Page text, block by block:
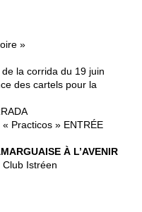
»
la corrida du 19 juin
des cartels pour la
Practicos » ENTRÉE
À L’AVENIR
Istréen